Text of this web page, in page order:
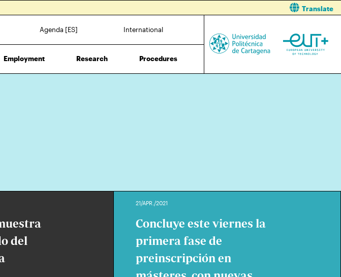
Translate
Agenda [ES] International
Employment Research Procedures
del
21/APR./2021
Concluye este viernes la
primera fase de
preinscripción en